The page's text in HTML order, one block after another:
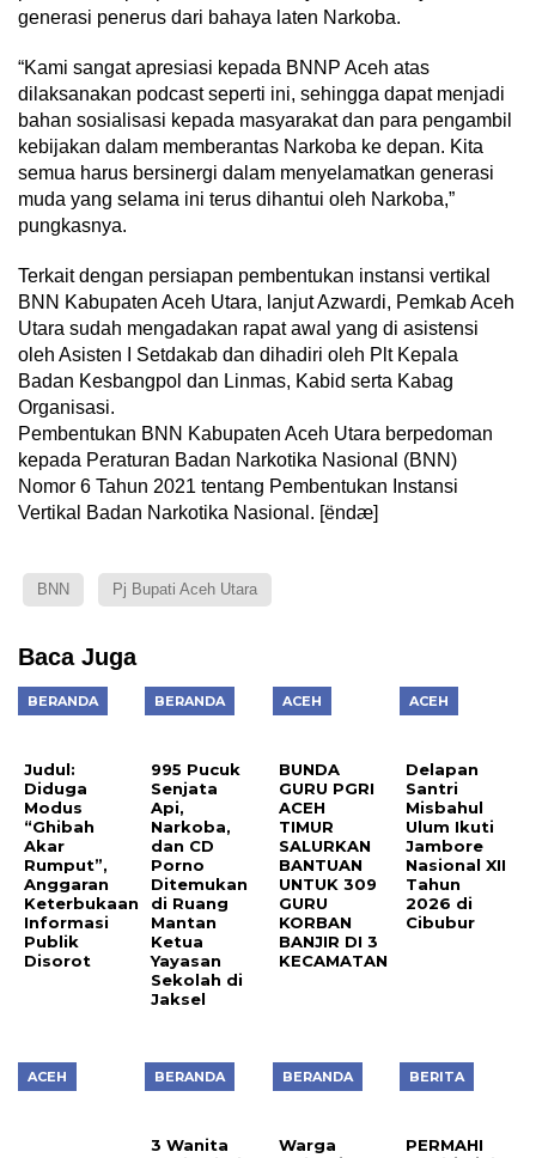
generasi penerus dari bahaya laten Narkoba.
“Kami sangat apresiasi kepada BNNP Aceh atas
dilaksanakan podcast seperti ini, sehingga dapat menjadi
bahan sosialisasi kepada masyarakat dan para pengambil
kebijakan dalam memberantas Narkoba ke depan. Kita
semua harus bersinergi dalam menyelamatkan generasi
muda yang selama ini terus dihantui oleh Narkoba,”
pungkasnya.
Terkait dengan persiapan pembentukan instansi vertikal
BNN Kabupaten Aceh Utara, lanjut Azwardi, Pemkab Aceh
Utara sudah mengadakan rapat awal yang di asistensi
oleh Asisten I Setdakab dan dihadiri oleh Plt Kepala
Badan Kesbangpol dan Linmas, Kabid serta Kabag
Organisasi.
Pembentukan BNN Kabupaten Aceh Utara berpedoman
kepada Peraturan Badan Narkotika Nasional (BNN)
Nomor 6 Tahun 2021 tentang Pembentukan Instansi
Vertikal Badan Narkotika Nasional. [ëndæ]
BNN Pj Bupati Aceh Utara
Baca Juga
BERANDA
Judul:
Diduga
Modus
“Ghibah
Akar
Rumput”,
Anggaran
Keterbukaan
Informasi
Publik
Disorot
BERANDA
995 Pucuk
Senjata
Api,
Narkoba,
dan CD
Porno
Ditemukan
di Ruang
Mantan
Ketua
Yayasan
Sekolah di
Jaksel
ACEH
BUNDA
GURU PGRI
ACEH
TIMUR
SALURKAN
BANTUAN
UNTUK 309
GURU
KORBAN
BANJIR DI 3
KECAMATAN
ACEH
Delapan
Santri
Misbahul
Ulum Ikuti
Jambore
Nasional XII
Tahun
2026 di
Cibubur
ACEH BERANDA
3 Wanita
BERANDA
Warga
BERITA
PERMAHI